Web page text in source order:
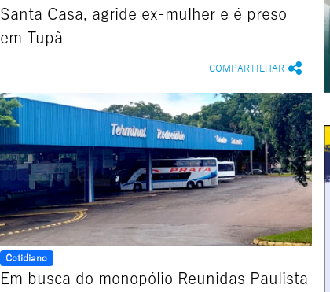
Santa Casa, agride ex-mulher e é preso
em Tupã
COMPARTILHAR
Cotidiano
Em busca do monopólio Reunidas Paulista